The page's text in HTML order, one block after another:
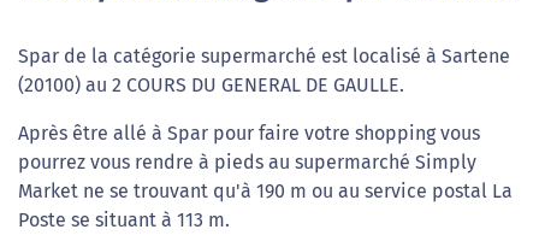
Spar de la catégorie supermarché est localisé à Sartene
(20100) au 2 COURS DU GENERAL DE GAULLE.
Après être allé à Spar pour faire votre shopping vous
pourrez vous rendre à pieds au supermarché Simply
Market ne se trouvant qu'à 190 m ou au service postal La
Poste se situant à 113 m.